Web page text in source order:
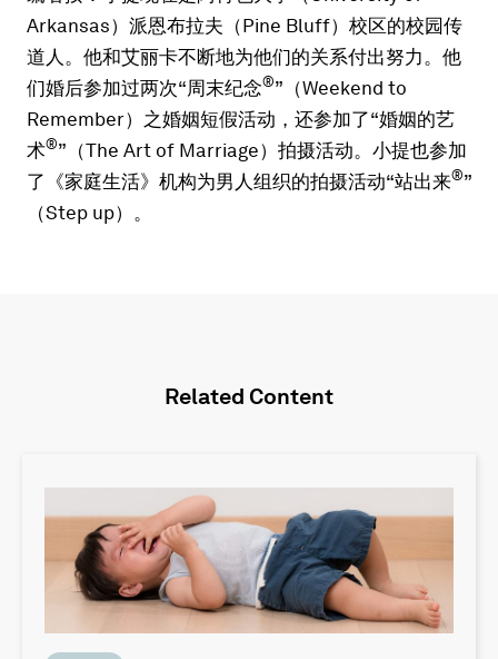
Arkansas）派恩布拉夫（Pine Bluff）校区的校园传
道人。他和艾丽卡不断地为他们的关系付出努力。他
们婚后参加过两次“周末纪念®”（Weekend to
Remember）之婚姻短假活动，还参加了“婚姻的艺
术®”（The Art of Marriage）拍摄活动。小提也参加
了《家庭生活》机构为男人组织的拍摄活动“站出来®”
（Step up）。
Related Content